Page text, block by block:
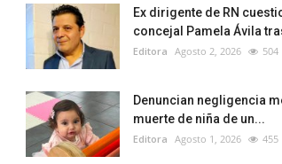
Ex dirigente de RN
concejal Pamela Ávila
Editora Agosto 2, 2026 504
Denuncian negligencia
muerte de niña de un...
Editora Agosto 1, 2026 455